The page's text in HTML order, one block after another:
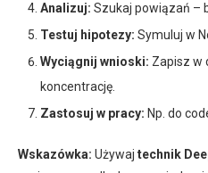
Analizuj: Szukaj powiązań –
Testuj hipotezy: Symuluj w
Wyciągnij wnioski: Zapisz w
koncentrację.
Zastosuj w pracy: Np. do
Wskazówka: Używaj technik